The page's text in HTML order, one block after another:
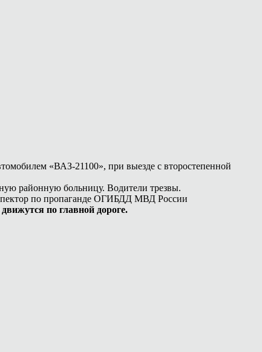
«ВАЗ-21100», при выезде с второстепенной
районную больницу. Водители трезвы.
по пропаганде ОГИБДД МВД России
по главной дороге.